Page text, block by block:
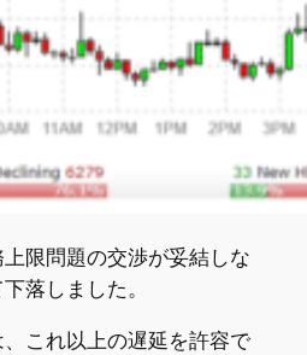
限問題の交渉が妥結しな
落しました。
これ以上の遅延を許容で